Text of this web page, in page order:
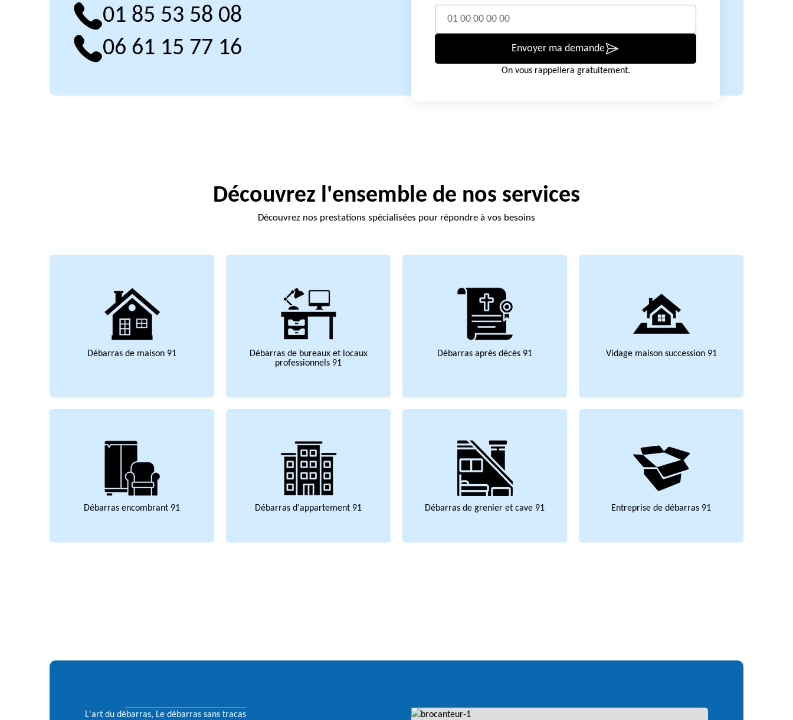
01 85 53 58 08
06 61 15 77 16
Envoyer ma demande
On vous rappellera gratuitement.
Découvrez l'ensemble de nos services
Découvrez nos prestations spécialisées pour répondre à vos besoins
Débarras de maison 91
Débarras de bureaux et locaux
professionnels 91
Débarras après décès 91 Vidage maison succession 91
Débarras encombrant 91 Débarras d'appartement 91 Débarras de grenier et cave 91 Entreprise de débarras 91
L'art du débarras, Le débarras sans tracas